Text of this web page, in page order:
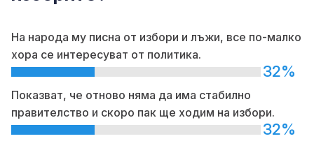
На народа му писна от избори и лъжи, все по-малко
хора се интересуват от политика.
32%
Показват, че отново няма да има стабилно
правителство и скоро пак ще ходим на избори.
32%